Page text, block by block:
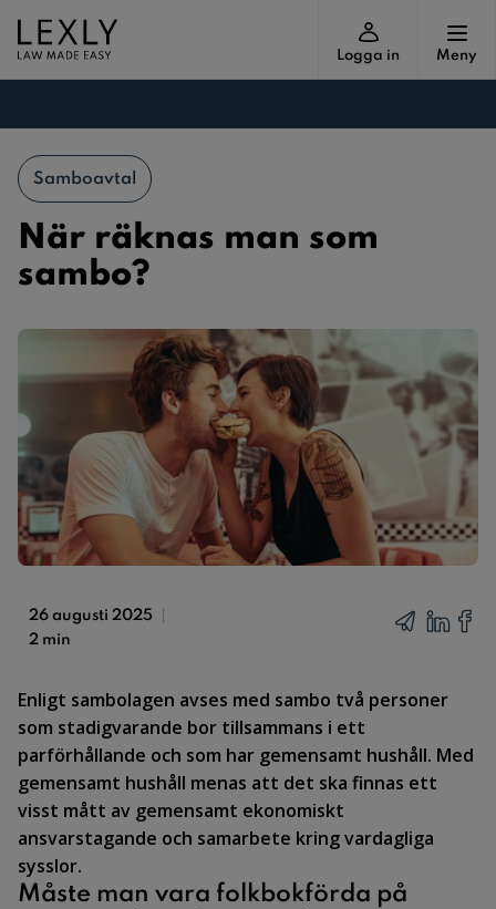
Logga in Meny
Samboavtal
När räknas man som
sambo?
26 augusti 2025
2 min
Enligt sambolagen avses med sambo två personer
som stadigvarande bor tillsammans i ett
parförhållande och som har gemensamt hushåll. Med
gemensamt hushåll menas att det ska finnas ett
visst mått av gemensamt ekonomiskt
ansvarstagande och samarbete kring vardagliga
sysslor.
Måste man vara folkbokförda på